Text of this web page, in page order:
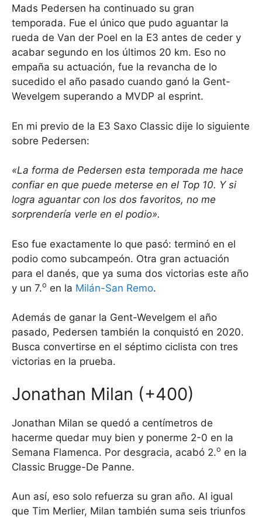
Mads Pedersen ha continuado su gran
temporada. Fue el único que pudo aguantar la
rueda de Van der Poel en la E3 antes de ceder y
acabar segundo en los últimos 20 km. Eso no
empaña su actuación, fue la revancha de lo
sucedido el año pasado cuando ganó la Gent-
Wevelgem superando a MVDP al esprint.
En mi previo de la E3 Saxo Classic dije lo siguiente
sobre Pedersen:
«La forma de Pedersen esta temporada me hace
confiar en que puede meterse en el Top 10. Y si
logra aguantar con los dos favoritos, no me
sorprendería verle en el podio».
Eso fue exactamente lo que pasó: terminó en el
podio como subcampeón. Otra gran actuación
para el danés, que ya suma dos victorias este año
y un 7.o en la Milán-San Remo.
Además de ganar la Gent-Wevelgem el año
pasado, Pedersen también la conquistó en 2020.
Busca convertirse en el séptimo ciclista con tres
victorias en la prueba.
Jonathan Milan (+400)
Jonathan Milan se quedó a centímetros de
hacerme quedar muy bien y ponerme 2-0 en la
Semana Flamenca. Por desgracia, acabó 2.o en la
Classic Brugge-De Panne.
Aun así, eso solo refuerza su gran año. Al igual
que Tim Merlier, Milan también suma seis triunfos